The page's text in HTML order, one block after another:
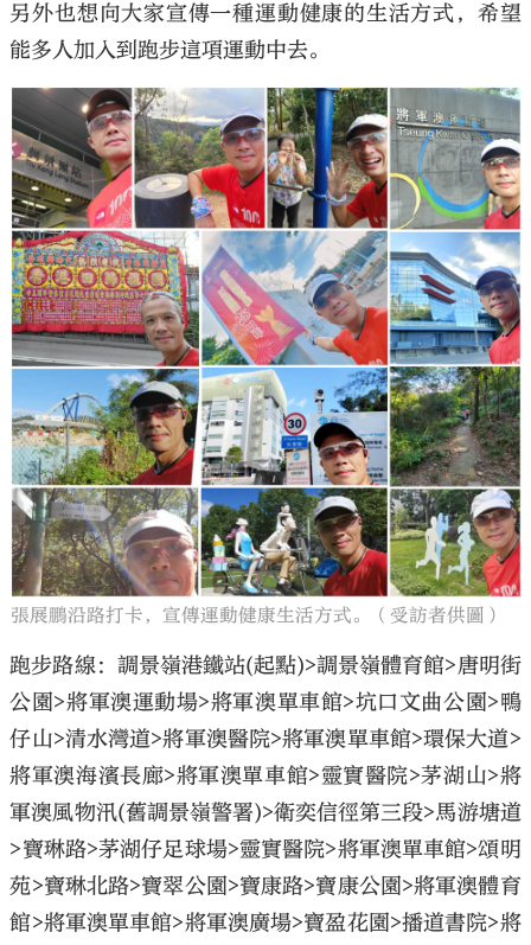
另外也想向大家宣傳一種運動健康的生活方式，希望
能多人加入到跑步這項運動中去。
張展鵬沿路打卡，宣傳運動健康生活方式。（受訪者供圖）
跑步路線：調景嶺港鐵站(起點)>調景嶺體育館>唐明街
公園>將軍澳運動場>將軍澳單車館>坑口文曲公園>鴨
仔山>清水灣道>將軍澳醫院>將軍澳單車館>環保大道>
將軍澳海濱長廊>將軍澳單車館>靈實醫院>茅湖山>將
軍澳風物汛(舊調景嶺警署)>衛奕信徑第三段>馬游塘道
>寶琳路>茅湖仔足球場>靈實醫院>將軍澳單車館>頌明
苑>寶琳北路>寶翠公園>寶康路>寶康公園>將軍澳體育
館>將軍澳單車館>將軍澳廣場>寶盈花園>播道書院>將